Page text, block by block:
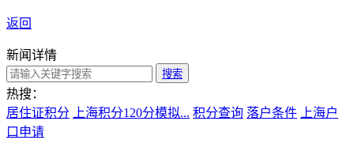
返回
新闻详情
搜索
热搜：
居住证积分
上海积分120分模拟... 积分查询 落户条件
上海户
口申请